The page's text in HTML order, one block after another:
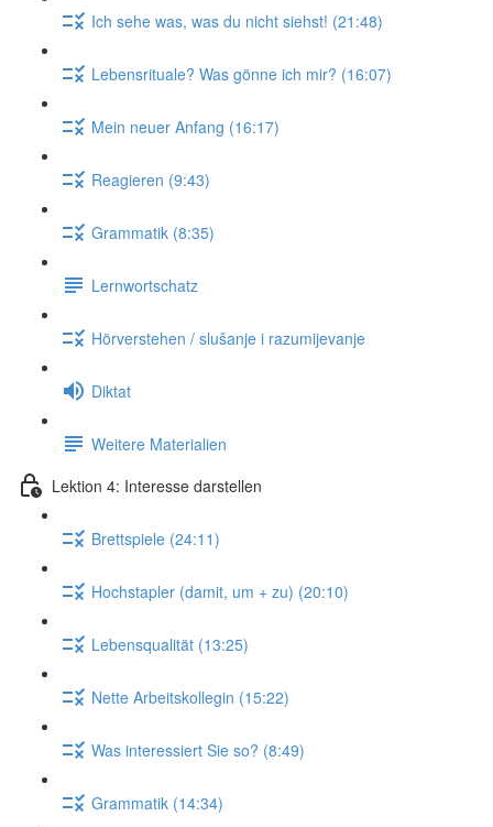
Ich sehe was, was du nicht siehst! (21:48)
Lebensrituale? Was gönne ich mir? (16:07)
Mein neuer Anfang (16:17)
Reagieren (9:43)
Grammatik (8:35)
Lernwortschatz
Hörverstehen / slušanje i razumijevanje
Diktat
Weitere Materialien
Lektion 4: Interesse darstellen
Brettspiele (24:11)
Hochstapler (damit, um + zu) (20:10)
Lebensqualität (13:25)
Nette Arbeitskollegin (15:22)
Was interessiert Sie so? (8:49)
Grammatik (14:34)